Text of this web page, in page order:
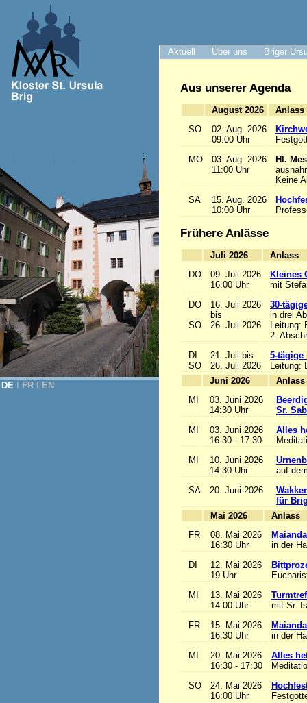
Aktuell Über uns Briger
DE FR EN
Aus unserer Agenda
August 2026
SO
02. Aug. 2026
09:00 Uhr
MO
03. Aug. 2026
11:00 Uhr
Hl.
Keine
SA
15. Aug. 2026
10:00 Uhr
Frühere Anlässe
Juli 2026
DO
09. Juli 2026
16.00 Uhr
Kleines
mit
DO
SO
16. Juli 2026
bis
26. Juli 2026
30-
in drei
Leitung:
2.
DI
SO
21. Juli bis
26. Juli 2026
5-
Leitung:
Juni 2026
MI
03. Juni 2026
14:30 Uhr
Sr.
MI
03. Juni 2026
16:30 - 17:30
Alles
MI
10. Juni 2026
14:30 Uhr
auf
SA
20. Juni 2026
für
Mai 2026
FR
08. Mai 2026
16:30 Uhr
in der
DI
12. Mai 2026
19 Uhr
MI
13. Mai 2026
14:00 Uhr
mit Sr.
FR
15. Mai 2026
16:30 Uhr
in der
MI
20. Mai 2026
16:30 - 17:30
Alles
SO
24. Mai 2026
16:00 Uhr